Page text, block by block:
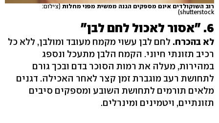
רוב השוקולדים אינם מספקים הגנה ממשית מפני מחלות(צילום:
shutterstock)
6. "אסור לאכול לחם לבן"
לא בהכרח. לחם לבן עשוי מקמח מעובד ומולבן, ללא כל
רכיב תזונתי חיוני. הקמח הלבן מתעכל ונספג
במהירות, מעלה את רמות הסוכר בדם ובכך גורם
לתחושת רעב מוגברת זמן קצר לאחר האכילה. דגנים
מלאים תורמים לתחושת השובע ומספקים סיבים
תזונתיים, ויטמינים ומינרלים.